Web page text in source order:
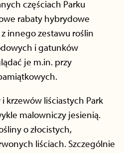
częściach Parku
rabaty hybrydowe
innego zestawu roślin
i gatunków
je m.in. przy
krzewów liściastych Park
malowniczy jesienią.
o złocistych,
liściach. Szczególnie